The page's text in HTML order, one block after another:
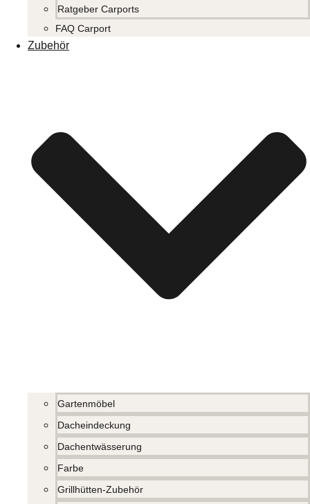
Ratgeber Carports
FAQ Carport
Zubehör
Gartenmöbel
Dacheindeckung
Dachentwässerung
Farbe
Grillhütten-Zubehör